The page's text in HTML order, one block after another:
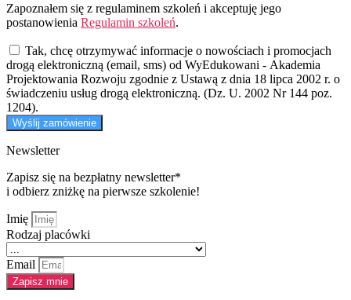
Zapoznałem się z regulaminem szkoleń i akceptuję jego
postanowienia Regulamin szkoleń.
Tak, chcę otrzymywać informacje o nowościach i promocjach
drogą elektroniczną (email, sms) od WyEdukowani - Akademia
Projektowania Rozwoju zgodnie z Ustawą z dnia 18 lipca 2002 r. o
świadczeniu usług drogą elektroniczną. (Dz. U. 2002 Nr 144 poz.
1204).
Wyślij zamówienie
Newsletter
Zapisz się na bezpłatny newsletter*
i odbierz zniżkę na pierwsze szkolenie!
Imię
Rodzaj placówki
Email
Zapisz mnie